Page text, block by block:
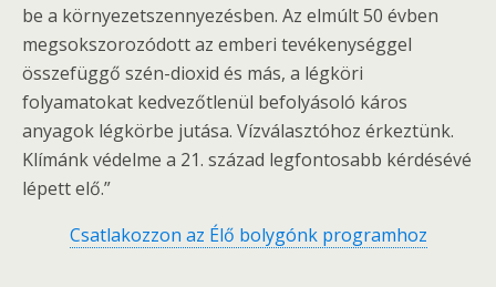
be a környezetszennyezésben. Az elmúlt 50 évben
megsokszorozódott az emberi tevékenységgel
összefüggő szén-dioxid és más, a légköri
folyamatokat kedvezőtlenül befolyásoló káros
anyagok légkörbe jutása. Vízválasztóhoz érkeztünk.
Klímánk védelme a 21. század legfontosabb kérdésévé
lépett elő.”
Csatlakozzon az Élő bolygónk programhoz